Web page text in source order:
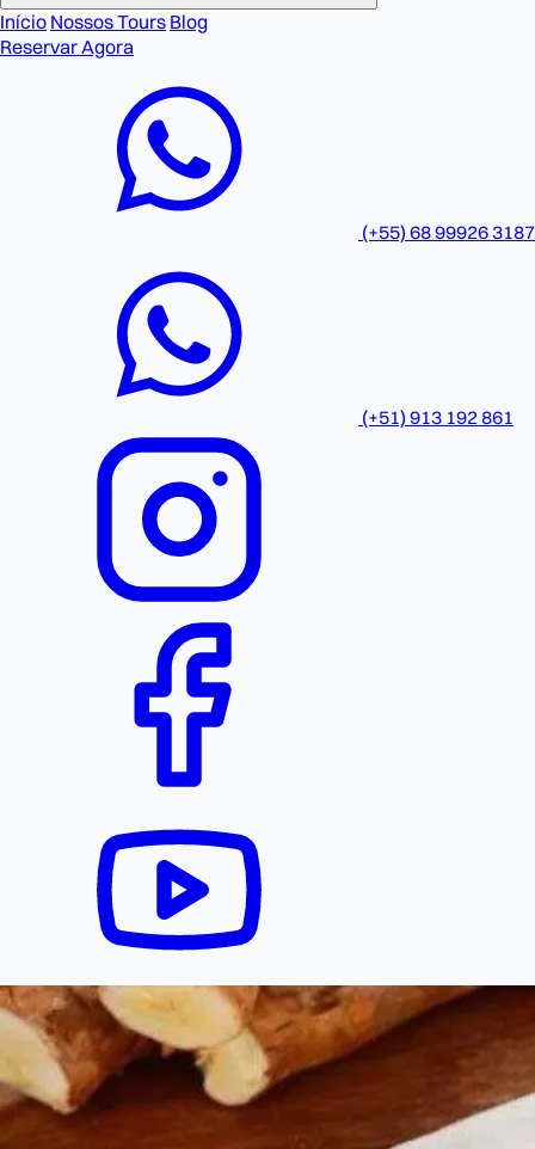
Início Nossos Tours Blog
Reservar Agora
(+55) 68 99926 3187
(+51) 913 192 861